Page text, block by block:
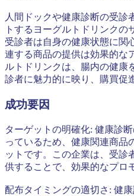
人間ドックや健康診断の受診
トするヨーグルトドリンクの
受診者は自身の健康状態に関
連する商品の提供は効果的な
ルトドリンクは、腸内の健康
診者に魅力的に映り、購買促
成功要因
ターゲットの明確化: 健康診
っているため、健康関連商品
ットです。この企業は、受診
供することで、効果的なプロ
配布タイミングの適切さ: 健